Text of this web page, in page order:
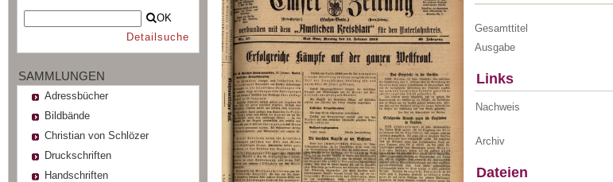
OK
Detailsuche
SAMMLUNGEN
Adressbücher
Bildbände
Christian von Schlözer
Druckschriften
Handschriften
Gesamttitel
Ausgabe
Links
Nachweis
Archiv
Dateien